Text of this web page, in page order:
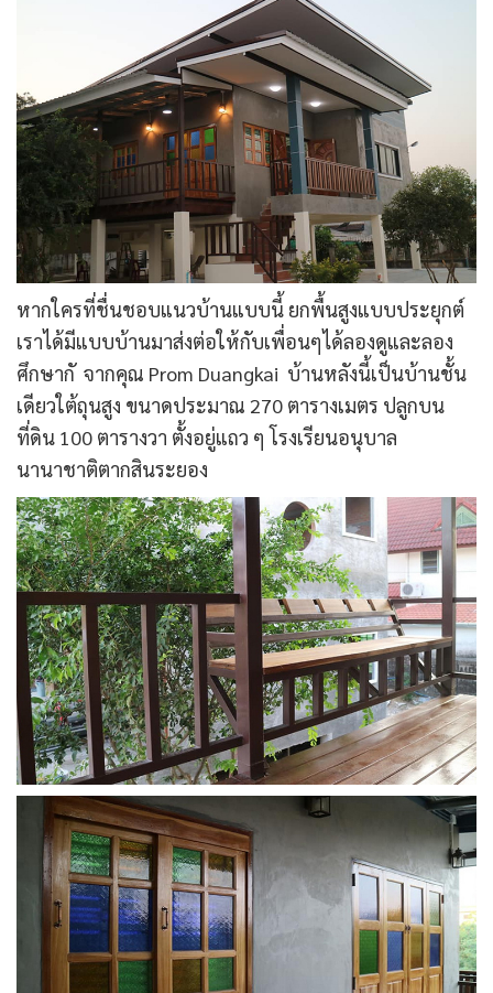
หากใครที่ชื่นชอบแนวบ้านแบบนี้ ยกพื้นสูงแบบประยุกต์
เราได้มีแบบบ้านมาส่งต่อให้กับเพื่อนๆได้ลองดูและลอง
ศึกษากั จากคุณ Prom Duangkai บ้านหลังนี้เป็นบ้านชั้น
เดียวใต้ถุนสูง ขนาดประมาณ 270 ตารางเมตร ปลูกบน
ที่ดิน 100 ตารางวา ตั้งอยู่แถว ๆ โรงเรียนอนุบาล
นานาชาติตากสินระยอง